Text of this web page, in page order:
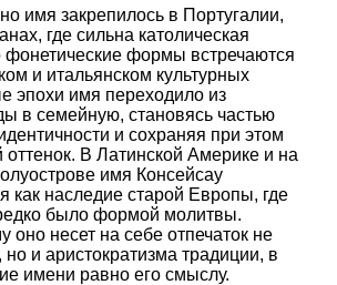
имя закрепилось в Португалии,
где сильна католическая
фонетические формы встречаются
и итальянском культурных
эпохи имя переходило из
в семейную, становясь частью
и сохраняя при этом
В Латинской Америке и на
имя Консейсау
как наследие старой Европы, где
было формой молитвы.
оно несет на себе отпечаток не
но и аристократизма традиции, в
имени равно его смыслу.